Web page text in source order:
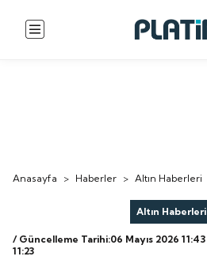
Anasayfa > Haberler > Altın Haberleri
Altın Haberleri
/ Güncelleme Tarihi:06 Mayıs 2026 11:43
11:23